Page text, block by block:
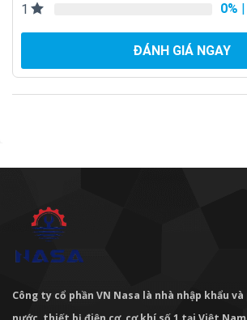
1
0%
ĐÁNH GIÁ NGAY
Công ty cổ phần VN Nasa là nhà nhập khẩu